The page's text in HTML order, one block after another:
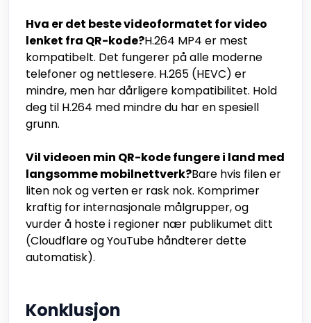
Hva er det beste videoformatet for video
lenket fra QR-kode?H.264 MP4 er mest
kompatibelt. Det fungerer på alle moderne
telefoner og nettlesere. H.265 (HEVC) er
mindre, men har dårligere kompatibilitet. Hold
deg til H.264 med mindre du har en spesiell
grunn.
Vil videoen min QR-kode fungere i land med
langsomme mobilnettverk?Bare hvis filen er
liten nok og verten er rask nok. Komprimer
kraftig for internasjonale målgrupper, og
vurder å hoste i regioner nær publikumet ditt
(Cloudflare og YouTube håndterer dette
automatisk).
Konklusjon